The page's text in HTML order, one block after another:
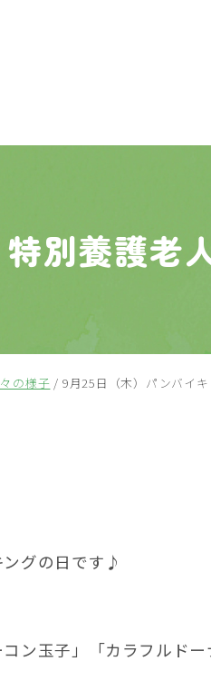
特別養護老
の様子 / 9月25日（木）パンバイ
グの日です♪
ン玉子」「カラフルドー